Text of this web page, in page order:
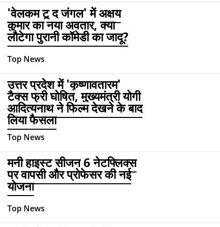
'वेलकम टू द जंगल' में अक्षय
कुमार का नया अवतार, क्या
लौटेगा पुरानी कॉमेडी का जादू?
Top News
उत्तर प्रदेश में 'कृष्णावतारम'
टैक्स फ्री घोषित, मुख्यमंत्री योगी
आदित्यनाथ ने फिल्म देखने के बाद
लिया फैसला
Top News
मनी हाइस्ट सीजन 6 नेटफ्लिक्स
पर वापसी और प्रोफेसर की नई
योजना
Top News